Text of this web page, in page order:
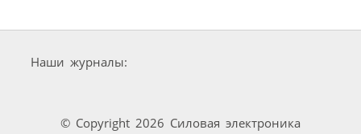
Наши журналы:
© Copyright 2026 Силовая электроника